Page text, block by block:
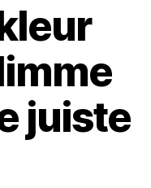
kiezen
juiste